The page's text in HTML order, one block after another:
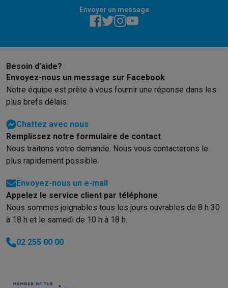
arrière jugé massif et peu esthétique. Le
prix, toujours plus élevé, limite le rapport
Envoyer un message
Besoin d’aide?
Envoyez-nous un message sur Facebook
Notre équipe est prête à vous fournir une réponse dans les
plus brefs délais.
Chattez avec nous
Remplissez notre formulaire de contact
Nous traitons votre demande. Nous vous contacterons le
plus rapidement possible.
Envoyez-nous un e-mail
Appelez le service client par téléphone
Nous sommes joignables tous les jours ouvrables de 8 h 30
à 18 h et le samedi de 10 h à 18 h.
02 255 00 00